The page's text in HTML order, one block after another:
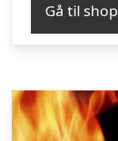
Gå til shop